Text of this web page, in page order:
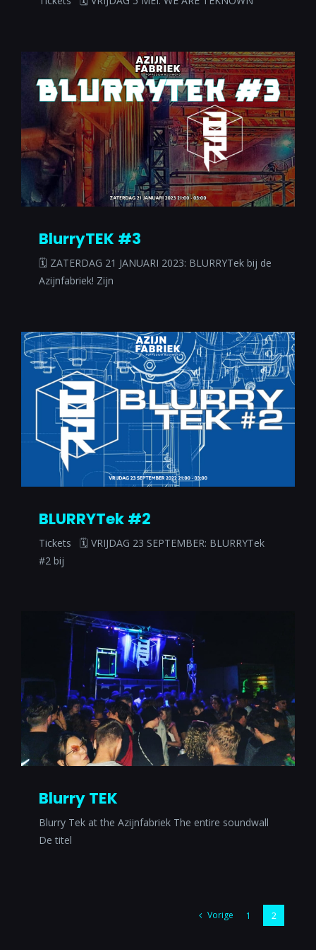
BlurryTEK #3
🗓 ZATERDAG 21 JANUARI 2023: BLURRYTek bij de
Azijnfabriek! Zijn
BLURRYTek #2
Tickets 🗓 VRIJDAG 23 SEPTEMBER: BLURRYTek
#2 bij
Blurry TEK
Blurry Tek at the Azijnfabriek The entire soundwall
De titel
Vorige 1 2